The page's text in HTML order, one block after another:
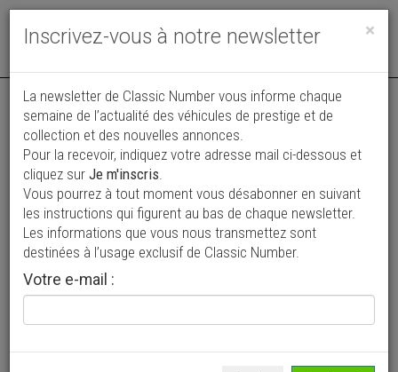
Toggle
Vos annonces vues par
plus de 4 millions de collectionneurs
Ajouter une annonce
> Rechercher un véhicule
×
Inscrivez-vous à notre newsletter
La newsletter de Classic Number vous informe chaque
semaine de l’actualité des véhicules de prestige et de
collection et des nouvelles annonces.
Pour la recevoir, indiquez votre adresse mail ci-dessous et
cliquez sur Je m'inscris.
Vous pourrez à tout moment vous désabonner en suivant
les instructions qui figurent au bas de chaque newsletter.
Les informations que vous nous transmettez sont
destinées à l’usage exclusif de Classic Number.
Votre e-mail :